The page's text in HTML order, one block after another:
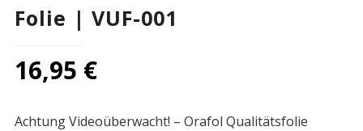
Folie | VUF-001
16,95 €
Achtung Videoüberwacht! – Orafol Qualitätsfolie